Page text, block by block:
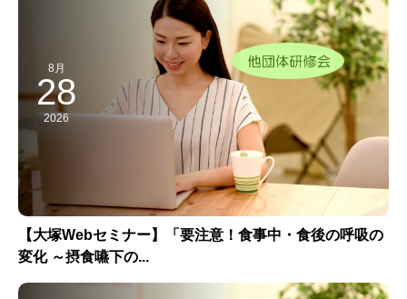
8月
28
2026
【大塚Webセミナー】「要注意！食事中・食後の呼吸の
変化 ～摂食嚥下の...